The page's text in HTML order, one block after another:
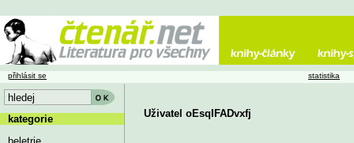
Uživatel oEsqIFADvxfj
přihlásit se statistika
kategorie